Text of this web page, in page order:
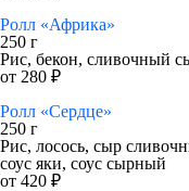
Ролл «Африка»
250 г
Рис, бекон, сливочный
от 280 ₽
Ролл «Сердце»
250 г
Рис, лосось, сыр
соус яки, соус сырный
от 420 ₽